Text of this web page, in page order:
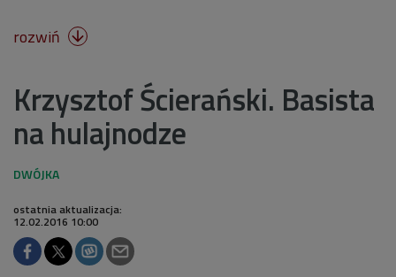
rozwiń 
Krzysztof Ścierański. Basista
na hulajnodze
ostatnia aktualizacja:
12.02.2016 10:00